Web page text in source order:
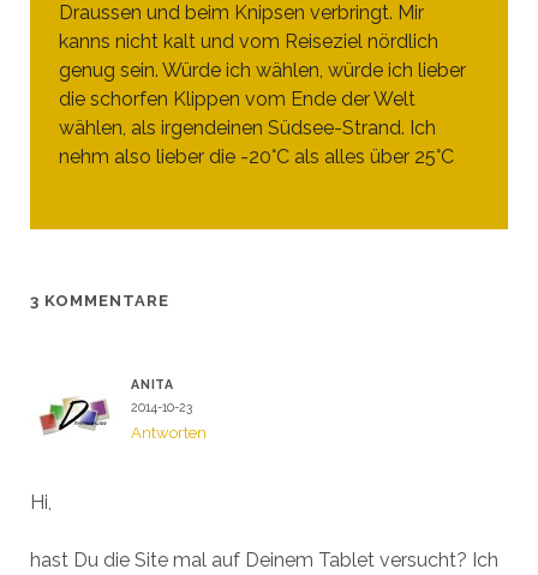
Draussen und beim Knipsen verbringt. Mir
kanns nicht kalt und vom Reiseziel nördlich
genug sein. Würde ich wählen, würde ich lieber
die schorfen Klippen vom Ende der Welt
wählen, als irgendeinen Südsee-Strand. Ich
nehm also lieber die -20°C als alles über 25°C
3 KOMMENTARE
ANITA
2014-10-23
Antworten
Hi,
hast Du die Site mal auf Deinem Tablet versucht? Ich